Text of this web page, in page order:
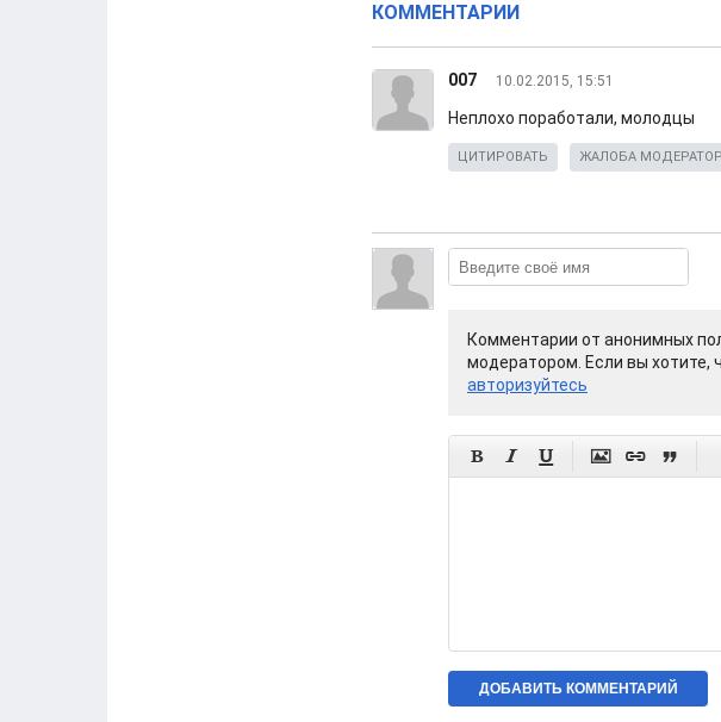
КОММЕНТАРИИ
007 10.02.2015, 15:51
Неплохо поработали, молодцы
ЦИТИРОВАТЬ ЖАЛОБА
Комментарии от анонимных
модератором. Если вы хотите,
авторизуйтесь
     